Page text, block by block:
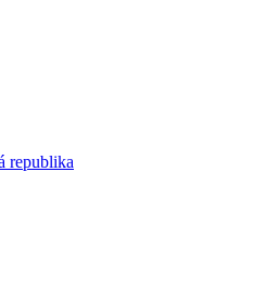
republika